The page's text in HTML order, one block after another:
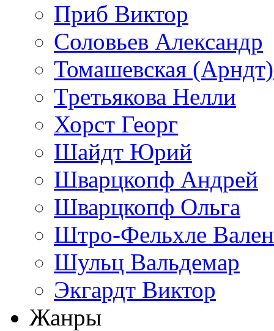
Приб Виктор
Соловьев Александр
Томашевская
Третьякова Нелли
Хорст Георг
Шайдт Юрий
Шварцкопф Андрей
Шварцкопф Ольга
Штро-Фельхле
Шульц Вальдемар
Экгардт Виктор
Жанры